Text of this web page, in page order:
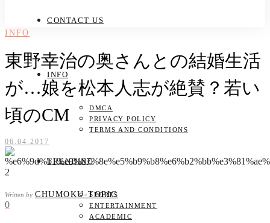
CONTACT US
INFO
DMCA
PRIVACY POLICY
TERMS AND CONDITIONS
TRENDING
SPORTS
ENTERTAINMENT
ACADEMIC
INFO
東野幸治の奥さんとの結婚生活
が…娘を松本人志が絶賛？若い
頃のCM
06.04.2017
Written by CHUMOKU-TOPIC
0